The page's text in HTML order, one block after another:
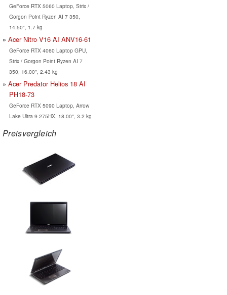
GeForce RTX 5060 Laptop, Strix /
Gorgon Point Ryzen AI 7 350,
14.50", 1.7 kg
Acer Nitro V16 AI ANV16-61
GeForce RTX 4060 Laptop GPU,
Strix / Gorgon Point Ryzen AI 7
350, 16.00", 2.43 kg
Acer Predator Helios 18 AI
PH18-73
GeForce RTX 5090 Laptop, Arrow
Lake Ultra 9 275HX, 18.00", 3.2 kg
Preisvergleich